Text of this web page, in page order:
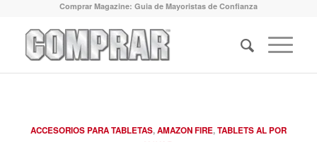
Comprar Magazine: Guia de Mayoristas de Confianza
ACCESORIOS PARA TABLETAS,AMAZON FIRE,TABLETS AL POR